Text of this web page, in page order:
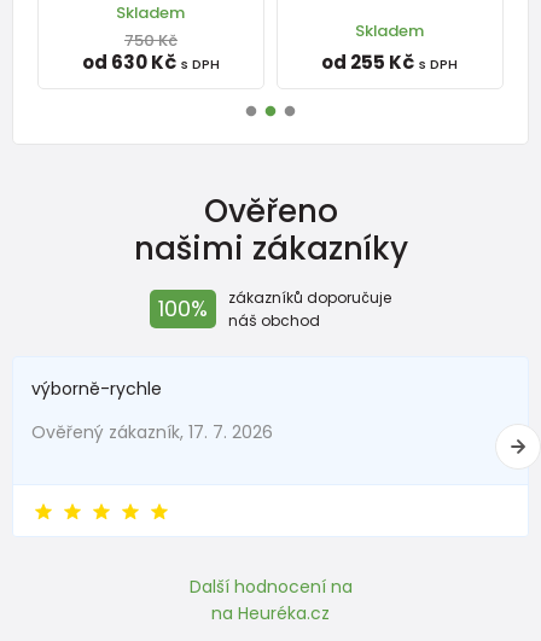
Skladem
750 Kč
od 630 Kč s DPH
Skladem
od 255 Kč s DPH
Ověřeno
našimi zákazníky
100%
zákazníků doporučuje
náš obchod
výborně-rychle
Ověřený zákazník, 17. 7. 2026
Další hodnocení na
na Heuréka.cz